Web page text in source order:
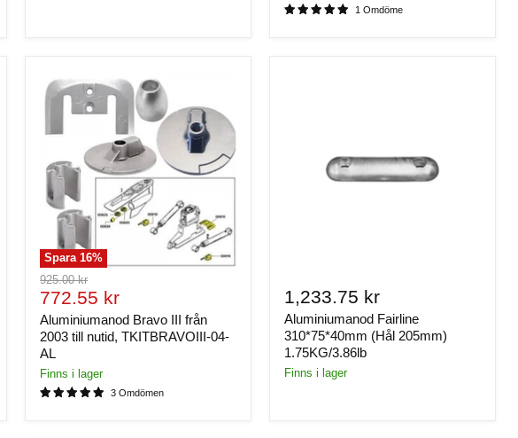
1 Omdöme
Spara16%
Ursprungligt
pris
925.00 kr
Nuvarande
pris
772.55 kr
Aluminiumanod Bravo III från
2003 till nutid, TKITBRAVOIII-04-
AL
Finns i lager
3 Omdömen
1,233.75 kr
Aluminiumanod Fairline
310*75*40mm (Hål 205mm)
1.75KG/3.86lb
Finns i lager